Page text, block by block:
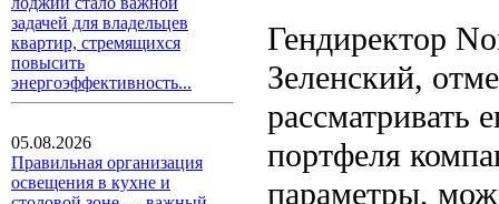
задачей для владельцев
квартир, стремящихся
повысить
энергоэффективность...
05.08.2026
Правильная организация
освещения в кухне и
Гендиректор
Зеленский,
рассматривать
портфеля
параметры,